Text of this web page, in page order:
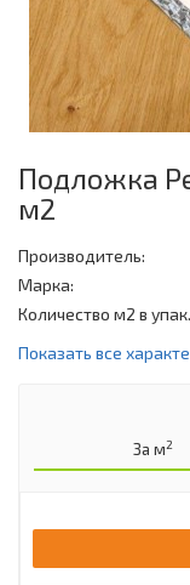
Подложка
м2
Производитель:
Марка:
Количество м2 в
Показать все
За м2